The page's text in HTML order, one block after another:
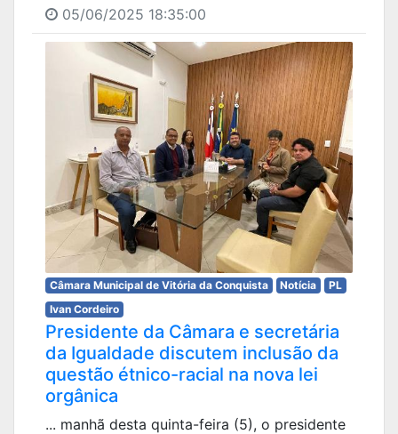
05/06/2025 18:35:00
Câmara Municipal de Vitória da Conquista Notícia
PL
Ivan Cordeiro
Presidente da Câmara e secretária
da Igualdade discutem inclusão da
questão étnico-racial na nova lei
orgânica
... manhã desta quinta-feira (5), o presidente